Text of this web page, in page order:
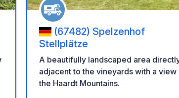
(67482) Spelzenhof
Stellplätze
A beautifully landscaped area
adjacent to the vineyards with a view
the Haardt Mountains.